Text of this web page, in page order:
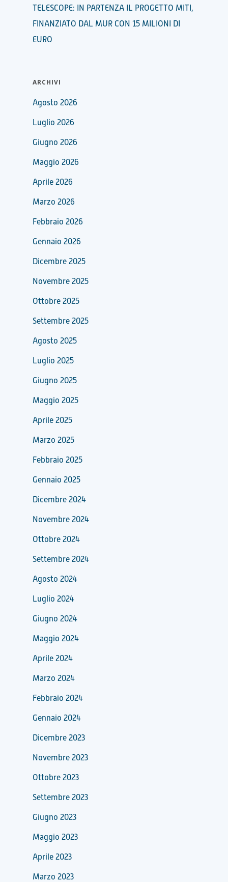
TELESCOPE: IN PARTENZA IL PROGETTO MITI,
FINANZIATO DAL MUR CON 15 MILIONI DI
EURO
ARCHIVI
Agosto 2026
Luglio 2026
Giugno 2026
Maggio 2026
Aprile 2026
Marzo 2026
Febbraio 2026
Gennaio 2026
Dicembre 2025
Novembre 2025
Ottobre 2025
Settembre 2025
Agosto 2025
Luglio 2025
Giugno 2025
Maggio 2025
Aprile 2025
Marzo 2025
Febbraio 2025
Gennaio 2025
Dicembre 2024
Novembre 2024
Ottobre 2024
Settembre 2024
Agosto 2024
Luglio 2024
Giugno 2024
Maggio 2024
Aprile 2024
Marzo 2024
Febbraio 2024
Gennaio 2024
Dicembre 2023
Novembre 2023
Ottobre 2023
Settembre 2023
Giugno 2023
Maggio 2023
Aprile 2023
Marzo 2023